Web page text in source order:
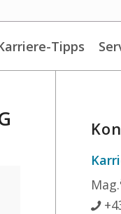
Tipps
Mag.